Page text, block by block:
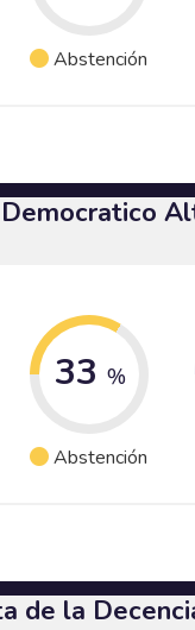
Abstención
33 %
Abstención
de la